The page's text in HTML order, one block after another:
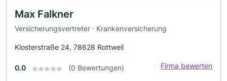
Max Falkner
Versicherungsvertreter · Krankenversicherung
Klosterstraße 24, 78628 Rottweil
0.0 (0 Bewertungen) Firma bewerten